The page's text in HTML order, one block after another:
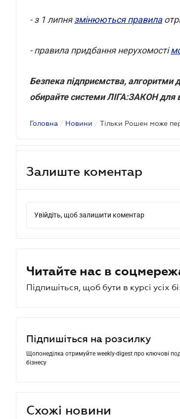
- з 1 липнязмінюються правила
- правила придбання нерухомості
Безпека підприємства, алгоритми
обирайте системи ЛІГА:ЗАКОН для
Головна / Новини / Тільки Рошен може
Залиште коментар
Увійдіть, щоб залишити коментар
Читайте нас в
Підпишіться, щоб бути в курсі усіх
Підпишіться на розсилку
Щопонеділка отримуйте weekly-digest про ключові
бізнесу
Схожі новини